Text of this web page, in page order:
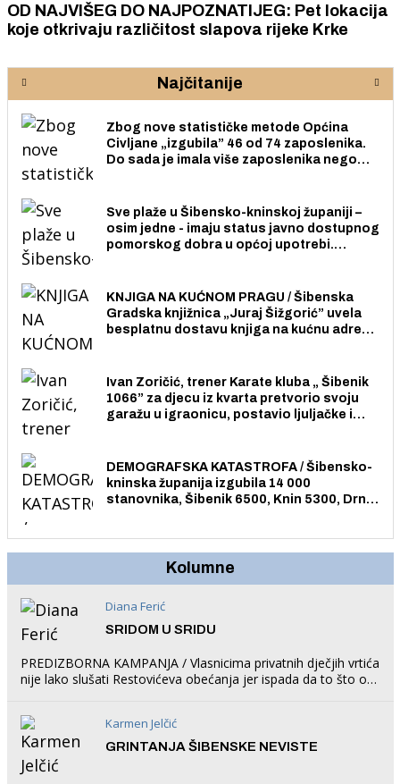
OD NAJVIŠEG DO NAJPOZNATIJEG: Pet lokacija
koje otkrivaju različitost slapova rijeke Krke
Najčitanije
Zbog nove statističke metode Općina
Civljane „izgubila” 46 od 74 zaposlenika.
Do sada je imala više zaposlenika nego
Sve plaže u Šibensko-kninskoj županiji –
osim jedne - imaju status javno dostupnog
pomorskog dobra u općoj upotrebi.
KNJIGA NA KUĆNOM PRAGU / Šibenska
Gradska knjižnica „Juraj Šižgorić” uvela
besplatnu dostavu knjiga na kućnu adresu
Ivan Zoričić, trener Karate kluba „ Šibenik
1066” za djecu iz kvarta pretvorio svoju
garažu u igraonicu, postavio ljuljačke i
DEMOGRAFSKA KATASTROFA / Šibensko-
kninska županija izgubila 14 000
stanovnika, Šibenik 6500, Knin 5300, Drniš
Kolumne
Diana Ferić
SRIDOM U SRIDU
PREDIZBORNA KAMPANJA / Vlasnicima privatnih dječjih vrtića
nije lako slušati Restovićeva obećanja jer ispada da to što oni
Karmen Jelčić
GRINTANJA ŠIBENSKE NEVISTE